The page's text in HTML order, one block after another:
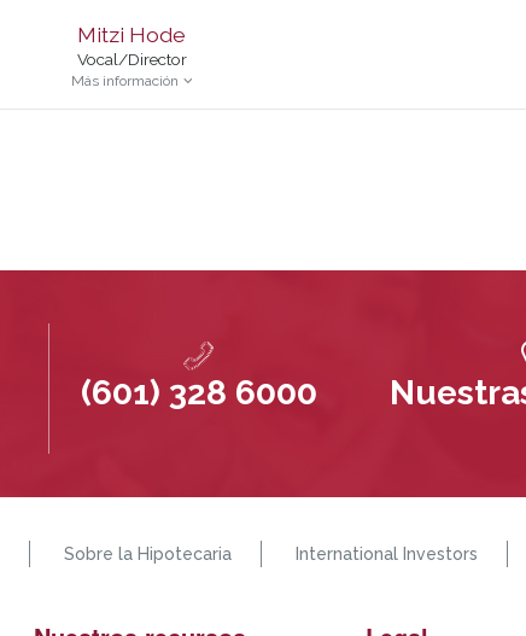
Mitzi Hode
Vocal/Director
Más información
(601) 328 6000
Sobre la Hipotecaria International Investors